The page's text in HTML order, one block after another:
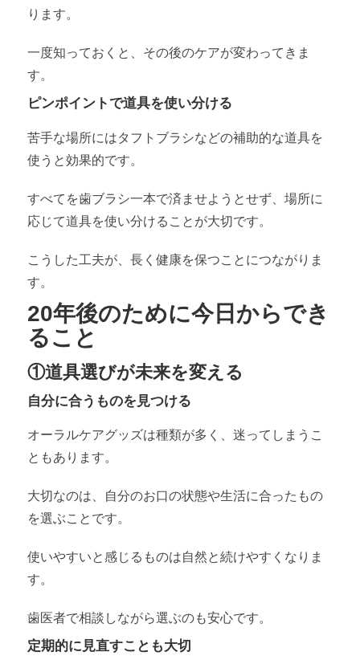
ります。
一度知っておくと、その後のケアが変わってきま
す。
ピンポイントで道具を使い分ける
苦手な場所にはタフトブラシなどの補助的な道具を
使うと効果的です。
すべてを歯ブラシ一本で済ませようとせず、場所に
応じて道具を使い分けることが大切です。
こうした工夫が、長く健康を保つことにつながりま
す。
20年後のために今日からでき
ること
①道具選びが未来を変える
自分に合うものを見つける
オーラルケアグッズは種類が多く、迷ってしまうこ
ともあります。
大切なのは、自分のお口の状態や生活に合ったもの
を選ぶことです。
使いやすいと感じるものは自然と続けやすくなりま
す。
歯医者で相談しながら選ぶのも安心です。
定期的に見直すことも大切